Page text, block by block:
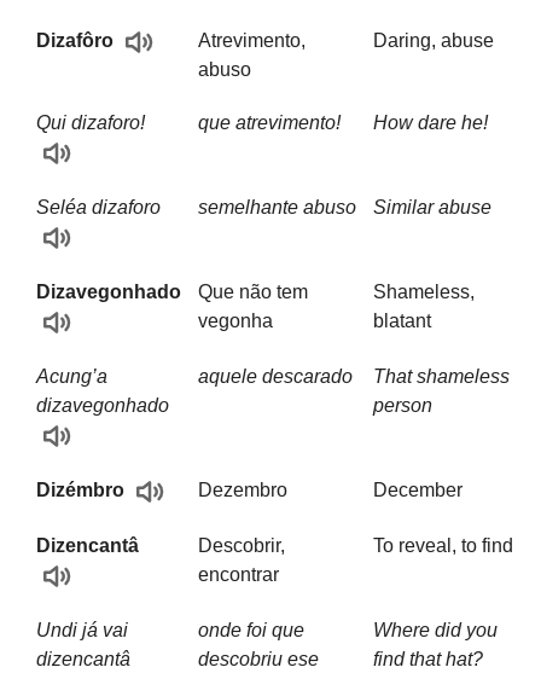
Dizafôro
Atrevimento,
abuso
Daring, abuse
Qui dizaforo! que atrevimento! How dare he!
Seléa dizaforo semelhante abuso Similar abuse
Dizavegonhado
Que não tem
vegonha
Shameless,
blatant
Acung’a
dizavegonhado
aquele descarado
That shameless
person
Dizémbro Dezembro December
Dizencantâ
Descobrir,
encontrar
To reveal, to find
Undi já vai
dizencantâ
onde foi que
descobriu ese
Where did you
find that hat?